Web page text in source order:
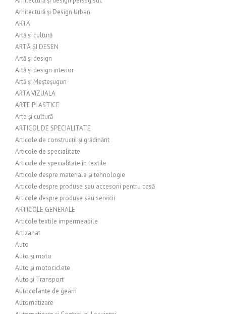
Arhitectură și Design Urban
ARTA
Artă și cultură
ARTĂ ȘI DESEN
Artă și design
Artă și design interior
Artă și Meșteșuguri
ARTA VIZUALA
ARTE PLASTICE
Arte și cultură
ARTICOL DE SPECIALITATE
Articole de construcții și grădinărit
Articole de specialitate
Articole de specialitate în textile
Articole despre materiale și tehnologie
Articole despre produse sau accesorii pentru casă
Articole despre produse sau servicii
ARTICOLE GENERALE
Articole textile impermeabile
Artizanat
Auto
Auto și moto
Auto și motociclete
Auto și Transport
Autocolante de geam
Automatizare